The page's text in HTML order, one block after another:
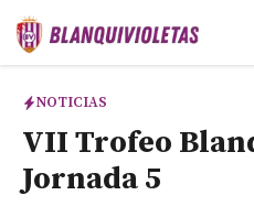
Saltar
NOTICIAS
VII Trofeo
Jornada 5